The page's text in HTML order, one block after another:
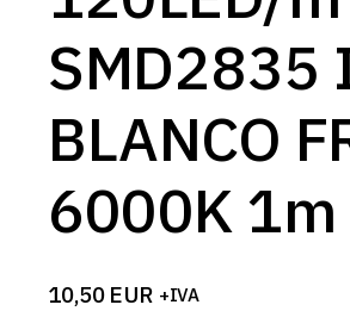
SMD2835
BLANCO
6000K 1m
10,50 EUR +IVA